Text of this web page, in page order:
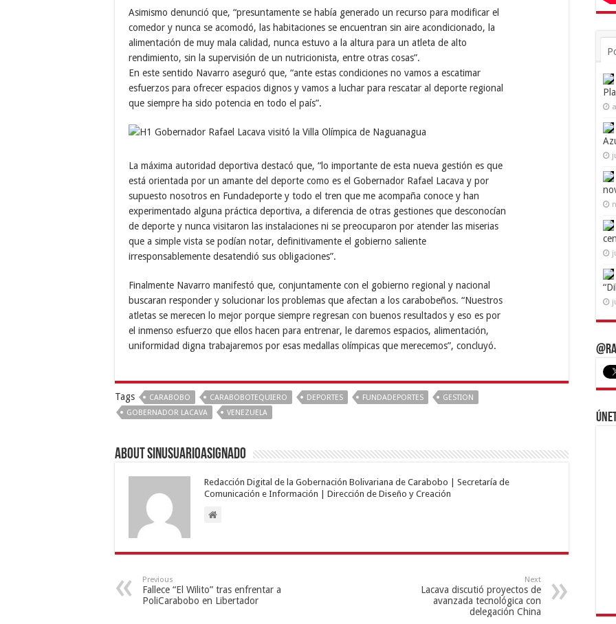
Asimismo denunció que, “presuntamente se había generado un recurso para modificar el
comedor y nunca se acomodó, las habitaciones se encuentran sin aire acondicionado, la
alimentación de muy mala calidad, nunca estuvo a la altura para un atleta de alto
rendimiento, sin la supervisión de un nutricionista, entre otras cosas”.
En este sentido Navarro aseguró que, “ante estas condiciones no vamos a escatimar
esfuerzos para ofrecer espacios dignos y vamos a luchar para rescatar al deporte regional
que siempre ha sido potencia en todo el país”.
La máxima autoridad deportiva destacó que, “lo importante de esta nueva gestión es que
está orientada por un amante del deporte como es el Gobernador Rafael Lacava y por
supuesto nosotros en Fundadeporte y todo el tren que me acompaña conoce y han
experimentado alguna práctica deportiva, a diferencia de otras gestiones que desconocían
de deporte y nunca visitaron las instalaciones ni se preocuparon por atender las miserias
que a simple vista se podían notar, definitivamente el gobierno saliente
irresponsablemente desatendió sus obligaciones”.
Finalmente Navarro manifestó que, conjuntamente con el gobierno regional y nacional
buscaran responder y solucionar los problemas que afectan a los carabobeños. “Nuestros
atletas se merecen lo mejor porque siempre regresan con buenos resultados y eso es por
el inmenso esfuerzo que ellos hacen para entrenar, le daremos espacios, alimentación,
uniformidad digna trabajaremos por esas medallas olímpicas que merecemos”, concluyó.
Tags CARABOBO CARABOBOTEQUIERO DEPORTES FUNDADEPORTES
GESTION
GOBERNADOR LACAVA
VENEZUELA
About sinusuarioasignado
Redacción Digital de la Gobernación Bolivariana de Carabobo | Secretaría de
Comunicación e Información | Dirección de Diseño y Creación
Previous
Fallece “El Wilito” tras enfrentar a
PoliCarabobo en Libertador
Next
Lacava discutió proyectos de
avanzada tecnológica con
delegación China